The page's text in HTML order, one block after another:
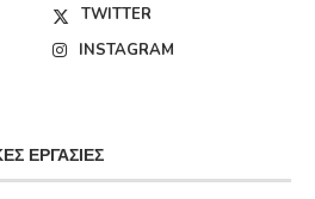
TWITTER
INSTAGRAM
ΕΡΓΑΣΊΕΣ